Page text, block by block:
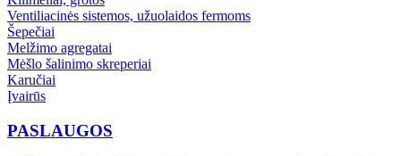
Ventiliacinės sistemos, užuolaidos fermoms
Šepečiai
Melžimo agregatai
Mėšlo šalinimo skreperiai
Karučiai
Įvairūs
PASLAUGOS